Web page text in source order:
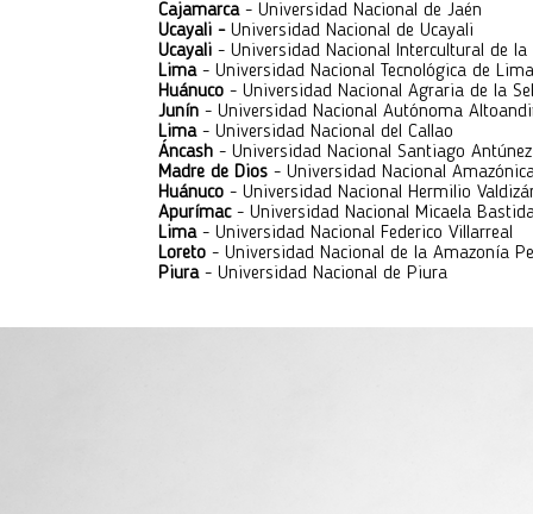
Cajamarca - Universidad Nacional de Jaén
Ucayali -Universidad Nacional de Ucayali
Ucayali - Universidad Nacional Intercultural de la
Lima- Universidad Nacional Tecnológica de
Huánuco - Universidad Nacional Agraria de la
Junín - Universidad Nacional Autónoma
Lima- Universidad Nacional del Callao
Áncash - Universidad Nacional Santiago
Madre de Dios - Universidad Nacional
Huánuco - Universidad Nacional Hermilio
Apurímac- Universidad Nacional Micaela
Lima - Universidad Nacional Federico Villarreal
Loreto - Universidad Nacional de la Amazonía
Piura - Universidad Nacional de Piura